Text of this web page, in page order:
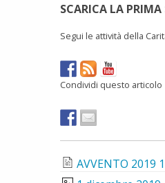
SCARICA LA
Segui le attività della
Condividi questo articolo
AVVENTO 2019